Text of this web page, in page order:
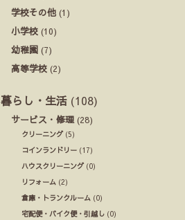
学校その他 (1)
小学校 (10)
幼稚園 (7)
高等学校 (2)
暮らし・生活 (108)
サービス・修理 (28)
クリーニング(5)
コインランドリー (17)
ハウスクリーニング(0)
リフォーム (2)
倉庫・トランクルーム (0)
宅配便・バイク便・引越し (0)